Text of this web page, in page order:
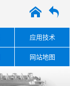
A O
应用技术
网站地图